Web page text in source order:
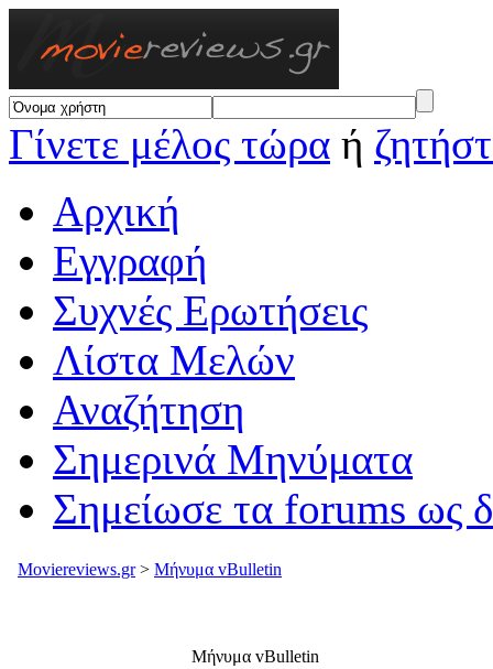
Γίνετε μέλος τώρα ή
Αρχική
Εγγραφή
Συχνές Ερωτήσεις
Λίστα Μελών
Αναζήτηση
Σημερινά Μηνύματα
Σημείωσε τα forums ως
Moviereviews.gr> Μήνυμα vBulletin
Μήνυμα vBulletin